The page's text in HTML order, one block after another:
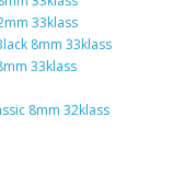
33klass
8mm 33klass
33klass
8mm 32klass